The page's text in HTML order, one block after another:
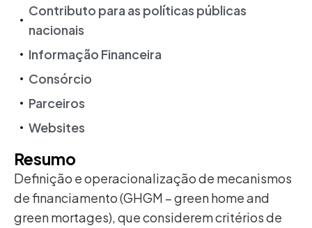
Contributo para as políticas públicas
nacionais
Informação Financeira
Consórcio
Parceiros
Websites
Resumo
Definição e operacionalização de mecanismos
de financiamento (GHGM – green home and
green mortages), que considerem critérios de